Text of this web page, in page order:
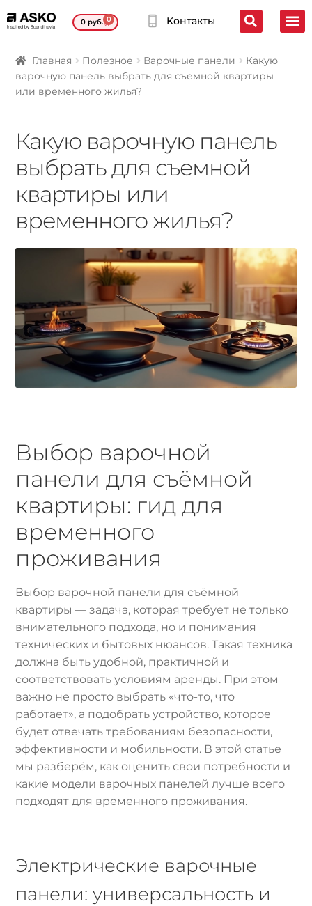
0руб. 0 Контакты
Главная Полезное Варочные панели
Какую
варочную панель выбрать для съемной квартиры
или временного жилья?
Какую варочную панель
выбрать для съемной
квартиры или
временного жилья?
Выбор варочной
панели для съёмной
квартиры: гид для
временного
проживания
Выбор варочной панели для съёмной
квартиры — задача, которая требует не только
внимательного подхода, но и понимания
технических и бытовых нюансов. Такая техника
должна быть удобной, практичной и
соответствовать условиям аренды. При этом
важно не просто выбрать «что-то, что
работает», а подобрать устройство, которое
будет отвечать требованиям безопасности,
эффективности и мобильности. В этой статье
мы разберём, как оценить свои потребности и
какие модели варочных панелей лучше всего
подходят для временного проживания.
Электрические варочные
панели: универсальность и